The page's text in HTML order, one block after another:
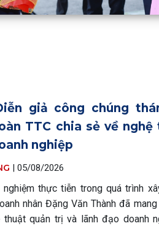
giả công chúng
TTC chia sẻ về nghệ
nghiệp
| 05/08/2026
thực tiễn trong quá trình
nhân Đặng Văn Thành đã
quản trị và lãnh đạo doanh